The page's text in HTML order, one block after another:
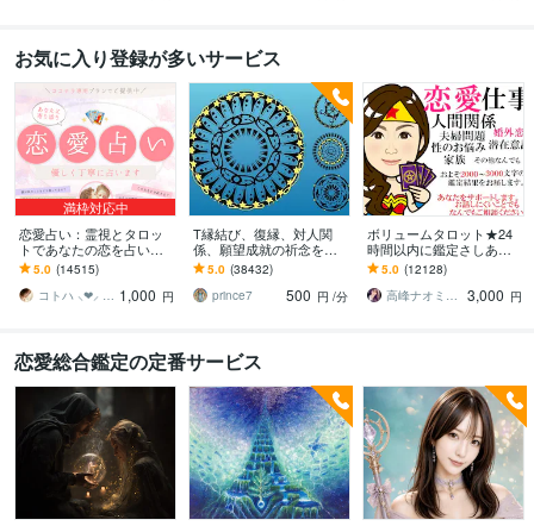
お気に入り登録が多いサービス
満枠対応中
恋愛占い：霊視とタロッ
トであなたの恋を占いま
す 復縁・片想い・複雑
愛・夫婦問題…お悩みに
優しく寄り添います♡
5.0 (14515)
コトハ ⸜❤︎⸝ 新サービス提供開始✨️ 1,000 円
T縁結び、復縁、対人関
係、願望成就の祈念を承
ります 対象者の思いと状
況、対象者との対話、祈
念
5.0 (38432)
prince7
500 円 /分
ボリュームタロット★24
時間以内に鑑定さしあげ
ます 3000文字以上の鑑定
★希望者のみ一部カード
開示サービスあり
5.0 (12128)
高峰ナオミ タロット占い師
3,000 円
恋愛総合鑑定の定番サービス